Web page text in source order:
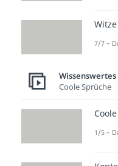
als
von
Jahr
7/7 –
Wissenswertes
Coole Sprüche
1/5 –